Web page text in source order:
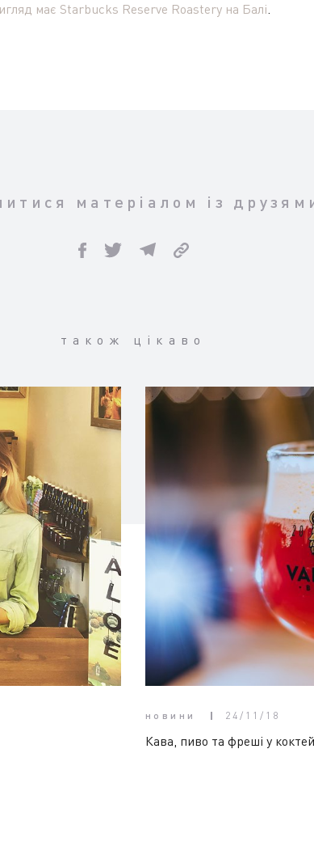
має Starbucks Reserve Roastery на Балі.
матеріалом із
також цікаво
новини 24/11/18
Кава, пиво та фреші у